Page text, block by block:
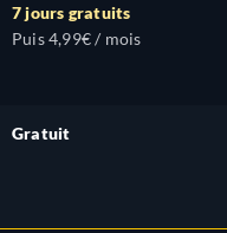
7 jours gratuits
Puis 4,99€ / mois
Gratuit